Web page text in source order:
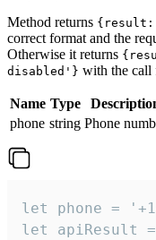
Method returns
correct format and the
Otherwise it returns
disabled'} with the call
Name Type
phone string Phone
let phone =
let apiResult